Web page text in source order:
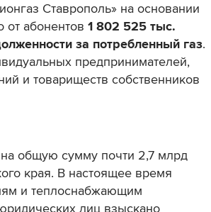
Ставрополь» на основании
от абонентов 1 802 525 тыс.
за потребленный газ.
предпринимателей,
и товариществ собственников
общую сумму почти 2,7 млрд
края. В настоящее время
и теплоснабжающим
лиц взыскано